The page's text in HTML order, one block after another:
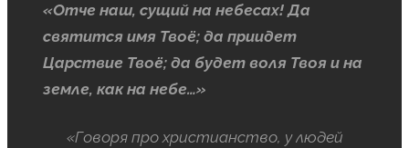
«Отче наш, сущий на небесах! Да
святится имя Твоё; да приидет
Царствие Твоё; да будет воля Твоя и на
земле, как на небе…»
«Говоря про христианство, у людей